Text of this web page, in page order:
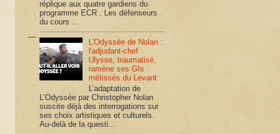
réplique aux quatre gardiens du
programme ECR . Les défenseurs
du cours ...
L'Odyssée de Nolan :
l'adjudant-chef
Ulysse, traumatisé,
ramène ses GIs
métissés du Levant
L’adaptation de
L’Odyssée par Christopher Nolan
suscite déjà des interrogations sur
ses choix artistiques et culturels.
Au-delà de la questi...